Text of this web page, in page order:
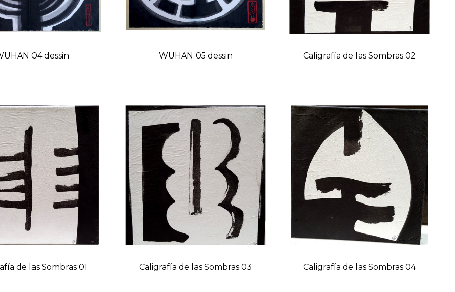
04 dessin WUHAN 05 dessin Caligrafía de las Sombras 02
de las Sombras 01 Caligrafía de las Sombras 03 Caligrafía de las Sombras 04